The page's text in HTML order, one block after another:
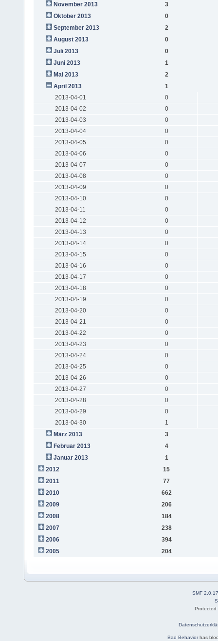
November 2013
3
Oktober 2013
0
September 2013
2
August 2013
0
Juli 2013
0
Juni 2013
1
Mai 2013
2
April 2013
1
2013-04-01
0
2013-04-02
0
2013-04-03
0
2013-04-04
0
2013-04-05
0
2013-04-06
0
2013-04-07
0
2013-04-08
0
2013-04-09
0
2013-04-10
0
2013-04-11
0
2013-04-12
0
2013-04-13
0
2013-04-14
0
2013-04-15
0
2013-04-16
0
2013-04-17
0
2013-04-18
0
2013-04-19
0
2013-04-20
0
2013-04-21
0
2013-04-22
0
2013-04-23
0
2013-04-24
0
2013-04-25
0
2013-04-26
0
2013-04-27
0
2013-04-28
0
2013-04-29
0
2013-04-30
1
März 2013
3
Februar 2013
4
Januar 2013
1
2012
15
2011
77
2010
662
2009
206
2008
184
2007
238
2006
394
2005
204
SMF 2.0.17
Bad Behaviorhas